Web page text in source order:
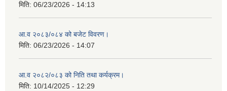
मिति: 06/23/2026 - 14:13
आ.व २०८३/०८४ को बजेट विवरण।
मिति: 06/23/2026 - 14:07
आ.व २०८२/०८३ को निति तथा कर्यक्रम।
मिति: 10/14/2025 - 12:29